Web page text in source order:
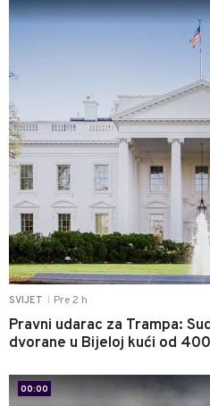
SVIJET Pre 2 h
Pravni udarac za Trampa:
dvorane u Bijeloj kući od
00:00